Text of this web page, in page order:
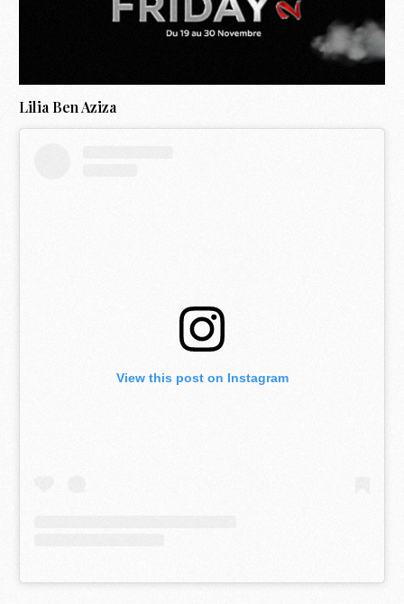
Lilia Ben Aziza
View this post on Instagram